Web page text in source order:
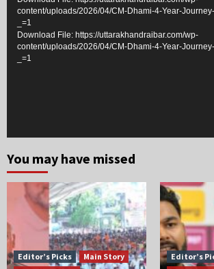
content/uploads/2026/04/CM-Dhami-4-Year-
_=1
Download File: https://uttarakhandraibar.com/wp-
content/uploads/2026/04/CM-Dhami-4-Year-
_=1
You may have missed
Editor’s Picks
Main Story
Editor’s